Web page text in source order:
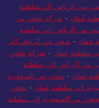
من الرياض الي سلطنة
عُمان - شركة شحن من
من الرياض الي سلطنة
عمان - شحن من الرياض الى
سلطنة عمان - شركة شحن
من الرياض الي سلطنة
عمان - شحن من السعودية
الي سلطنة عمان - شحن
من السعودية إلى سلطنة